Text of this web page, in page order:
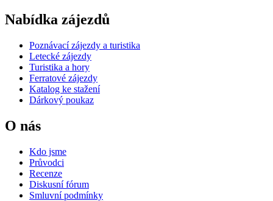
Nabídka zájezdů
Poznávací zájezdy a turistika
Letecké zájezdy
Turistika a hory
Ferratové zájezdy
Katalog ke stažení
Dárkový poukaz
O nás
Kdo jsme
Průvodci
Recenze
Diskusní fórum
Smluvní podmínky